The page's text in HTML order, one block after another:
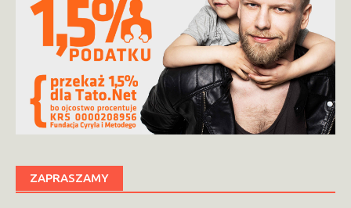
ZAPRASZAMY